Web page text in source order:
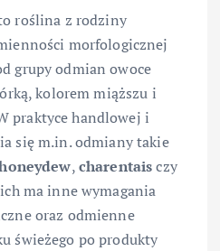
roślina z rodziny
morfologicznej
grupy odmian owoce
kolorem miąższu i
praktyce handlowej i
się m.in. odmiany takie
,charentaisczy
ma inne wymagania
oraz odmienne
świeżego po produkty